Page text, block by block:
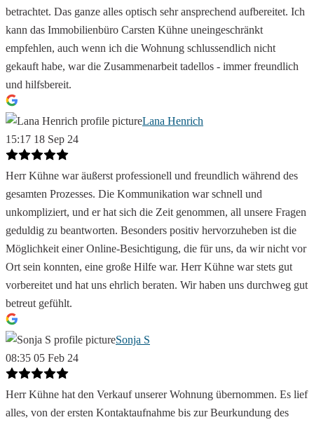
betrachtet. Das ganze alles optisch sehr ansprechend aufbereitet. Ich
kann das Immobilienbüro Carsten Kühne uneingeschränkt
empfehlen, auch wenn ich die Wohnung schlussendlich nicht
gekauft habe, war die Zusammenarbeit tadellos - immer freundlich
und hilfsbereit.
Lana Henrich
15:17 18 Sep 24
Herr Kühne war äußerst professionell und freundlich während des
gesamten Prozesses. Die Kommunikation war schnell und
unkompliziert, und er hat sich die Zeit genommen, all unsere Fragen
geduldig zu beantworten. Besonders positiv hervorzuheben ist die
Möglichkeit einer Online-Besichtigung, die für uns, da wir nicht vor
Ort sein konnten, eine große Hilfe war. Herr Kühne war stets gut
vorbereitet und hat uns ehrlich beraten. Wir haben uns durchweg gut
betreut gefühlt.
Sonja S
08:35 05 Feb 24
Herr Kühne hat den Verkauf unserer Wohnung übernommen. Es lief
alles, von der ersten Kontaktaufnahme bis zur Beurkundung des